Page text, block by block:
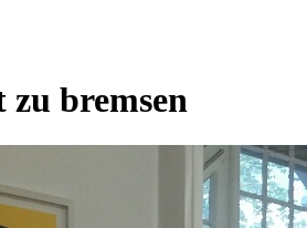
bremsen